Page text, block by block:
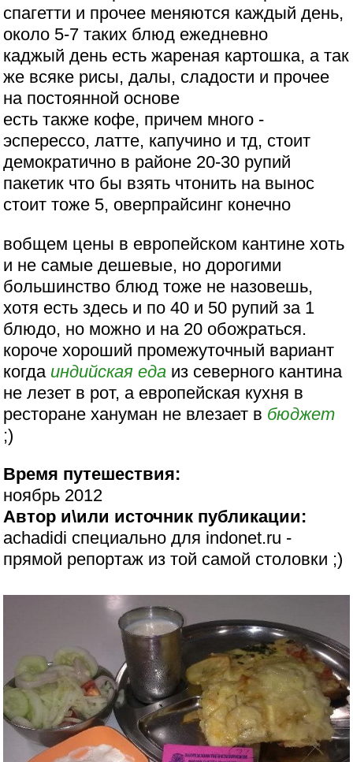
спагетти и прочее меняются каждый день,
около 5-7 таких блюд ежедневно
каджый день есть жареная картошка, а так
же всяке рисы, далы, сладости и прочее
на постоянной основе
есть также кофе, причем много -
эсперессо, латте, капучино и тд, стоит
демократично в районе 20-30 рупий
пакетик что бы взять чтонить на вынос
стоит тоже 5, оверпрайсинг конечно
вобщем цены в европейском кантине хоть
и не самые дешевые, но дорогими
большинство блюд тоже не назовешь,
хотя есть здесь и по 40 и 50 рупий за 1
блюдо, но можно и на 20 обожраться.
короче хороший промежуточный вариант
когда индийская еда из северного кантина
не лезет в рот, а европейская кухня в
ресторане хануман не влезает в бюджет
;)
Время путешествия:
ноябрь 2012
Автор и\или источник публикации:
achadidi специально для indonet.ru -
прямой репортаж из той самой столовки ;)